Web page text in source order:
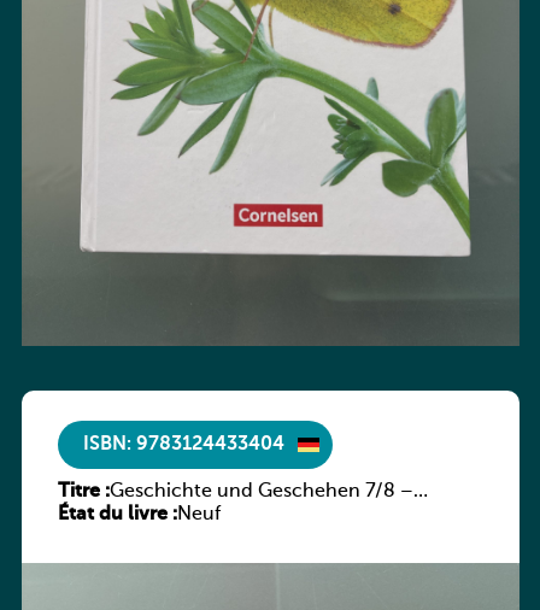
ISBN: 9783124433404
Titre :Geschichte und Geschehen 7/8 –
Rheinland-Pfalz
État du livre :Neuf